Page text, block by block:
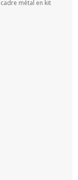
métal en kit